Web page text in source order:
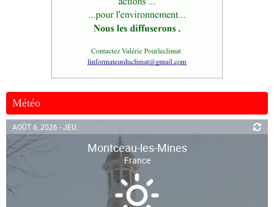
Météo
AOÛT 6, 2026 - JEU.
Montceau-les-Mines
France